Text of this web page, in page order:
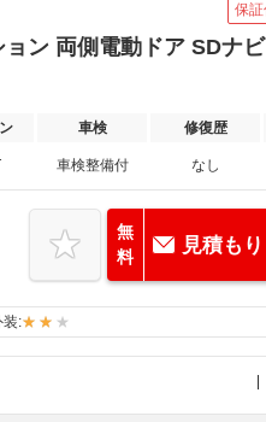
保
ン 両側電動ドア SDナ
車検 修復歴
車検整備付 なし
無
料
見積も
装: